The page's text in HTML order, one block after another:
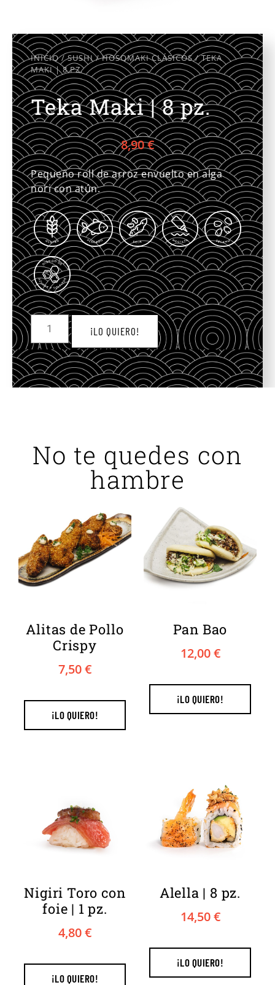
INICIO/SUSHI/HOSOMAKI CLÁSICOS/ TEKA
MAKI | 8 PZ.
Teka Maki | 8 pz.
8,90€
Pequeño roll de arroz envuelto en alga
nori con atún.
¡LO QUIERO!
No te quedes con
hambre
Alitas de Pollo
Crispy
7,50€
¡LO QUIERO!
Pan Bao
12,00€
¡LO QUIERO!
Nigiri Toro con
foie | 1 pz.
4,80€
¡LO QUIERO!
Alella | 8 pz.
14,50€
¡LO QUIERO!